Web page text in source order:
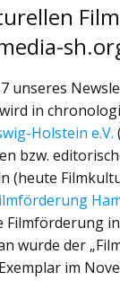
unseres
in
Holstein e.V.
bzw.
(heute
wurde der
im